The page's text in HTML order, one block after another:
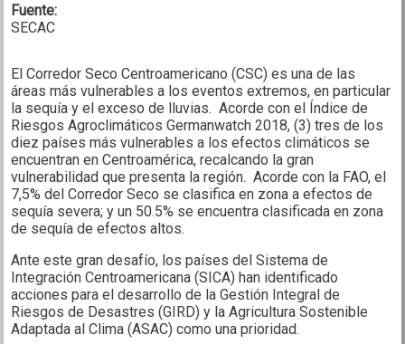
Fuente:
SECAC
El Corredor Seco Centroamericano (CSC) es una de las
áreas más vulnerables a los eventos extremos, en particular
la sequía y el exceso de lluvias. Acorde con el Índice de
Riesgos Agroclimáticos Germanwatch 2018, (3) tres de los
diez países más vulnerables a los efectos climáticos se
encuentran en Centroamérica, recalcando la gran
vulnerabilidad que presenta la región. Acorde con la FAO, el
7,5% del Corredor Seco se clasifica en zona a efectos de
sequía severa; y un 50.5% se encuentra clasificada en zona
de sequía de efectos altos.
Ante este gran desafío, los países del Sistema de
Integración Centroamericana (SICA) han identificado
acciones para el desarrollo de la Gestión Integral de
Riesgos de Desastres (GIRD) y la Agricultura Sostenible
Adaptada al Clima (ASAC) como una prioridad.